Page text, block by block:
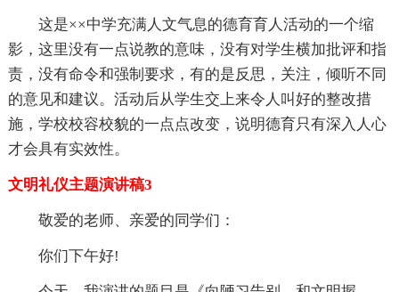
这是××中学充满人文气息的德育育人活动的一个缩
影，这里没有一点说教的意味，没有对学生横加批评和指
责，没有命令和强制要求，有的是反思，关注，倾听不同
的意见和建议。活动后从学生交上来令人叫好的整改措
施，学校校容校貌的一点点改变，说明德育只有深入人心
才会具有实效性。
文明礼仪主题演讲稿3
敬爱的老师、亲爱的同学们：
你们下午好!